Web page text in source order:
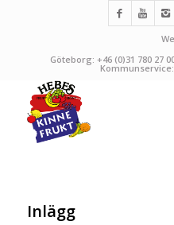
Göteborg: +46 (0)31 780 27
Kommunservice:
Inlägg